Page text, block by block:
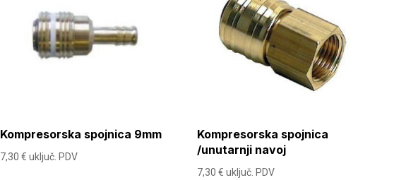
Kompresorska spojnica 9mm
7,30€ uključ. PDV
Kompresorska spojnica
/unutarnji navoj
7,30€ uključ. PDV